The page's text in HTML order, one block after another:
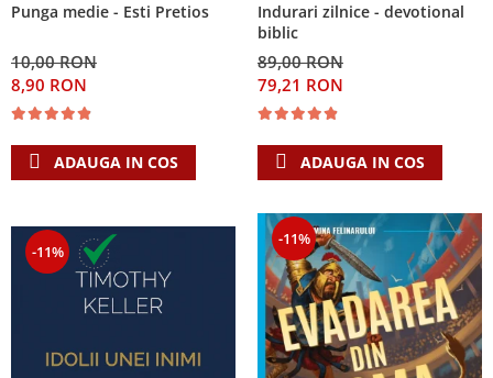
Punga medie - Esti Pretios
10,00 RON
8,90 RON
ADAUGA IN COS
Indurari zilnice - devotional
biblic
89,00 RON
79,21 RON
ADAUGA IN COS
-11%
-11%